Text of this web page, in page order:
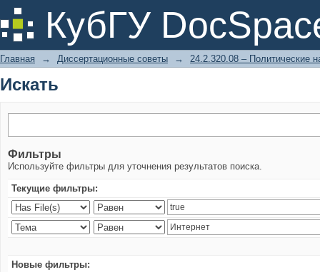
КубГУ
Искать
Главная → Диссертационные советы → 24.2.320.08 – Политические
Искать
Фильтры
Используйте фильтры для уточнения результатов поиска.
Текущие фильтры:
Новые фильтры: